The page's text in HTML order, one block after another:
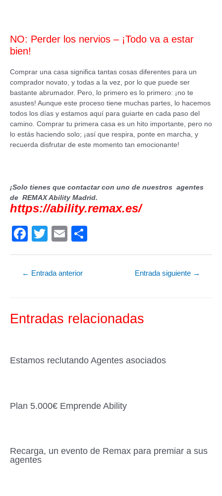
NO: Perder los nervios – ¡Todo va a estar
bien!
Comprar una casa significa tantas cosas diferentes para un
comprador novato, y todas a la vez, por lo que puede ser
bastante abrumador. Pero, lo primero es lo primero: ¡no te
asustes! Aunque este proceso tiene muchas partes, lo hacemos
todos los días y estamos aquí para guiarte en cada paso del
camino. Comprar tu primera casa es un hito importante, pero no
lo estás haciendo solo; ¡así que respira, ponte en marcha, y
recuerda disfrutar de este momento tan emocionante!
¡Solo tienes que contactar con uno de nuestros agentes
de REMAX Ability Madrid.
https://ability.remax.es/
F
a
c
e
o
o
T
wi
tt
er
E
m
ail
o
tir
← Entrada anterior Entrada siguiente →
Entradas relacionadas
Estamos reclutando Agentes asociados
Plan 5.000€ Emprende Ability
Recarga, un evento de Remax para premiar a sus
agentes